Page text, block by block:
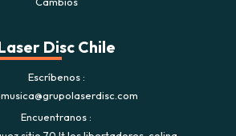
Disc Chile
Escríbenos
Encuentranos